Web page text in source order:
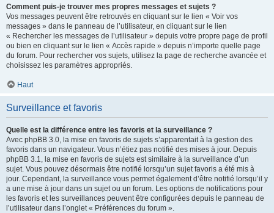
Comment puis-je trouver mes propres messages et sujets ?
Vos messages peuvent être retrouvés en cliquant sur le lien « Voir vos
messages » dans le panneau de l’utilisateur, en cliquant sur le lien
« Rechercher les messages de l’utilisateur » depuis votre propre page de profil
ou bien en cliquant sur le lien « Accès rapide » depuis n’importe quelle page
du forum. Pour rechercher vos sujets, utilisez la page de recherche avancée et
choisissez les paramètres appropriés.
Haut
Surveillance et favoris
Quelle est la différence entre les favoris et la surveillance ?
Avec phpBB 3.0, la mise en favoris de sujets s’apparentait à la gestion des
favoris dans un navigateur. Vous n’étiez pas notifié des mises à jour. Depuis
phpBB 3.1, la mise en favoris de sujets est similaire à la surveillance d’un
sujet. Vous pouvez désormais être notifié lorsqu’un sujet favoris a été mis à
jour. Cependant, la surveillance vous permet également d’être notifié lorsqu’il y
a une mise à jour dans un sujet ou un forum. Les options de notifications pour
les favoris et les surveillances peuvent être configurées depuis le panneau de
l’utilisateur dans l’onglet « Préférences du forum ».